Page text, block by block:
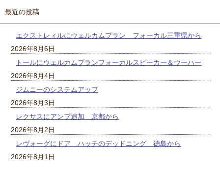
最近の投稿
エクストレィルにウェルカムプラン フォーカル三重県から
2026年8月6日
トールにウェルカムプランフォーカルスピーカー＆ウーハー
2026年8月4日
ジムニーのシステムアップ
2026年8月3日
レクサスにアンプ追加 京都から
2026年8月2日
レヴォーグにドア ハッチのデッドニング 徳島から
2026年8月1日